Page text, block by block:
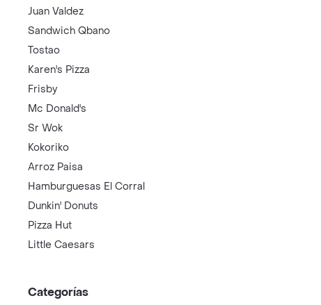
Juan Valdez
Sandwich Qbano
Tostao
Karen's Pizza
Frisby
Mc Donald's
Sr Wok
Kokoriko
Arroz Paisa
Hamburguesas El Corral
Dunkin' Donuts
Pizza Hut
Little Caesars
Categorías